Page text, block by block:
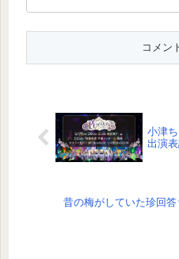
小津
出演
昔の梅がしていた珍回答